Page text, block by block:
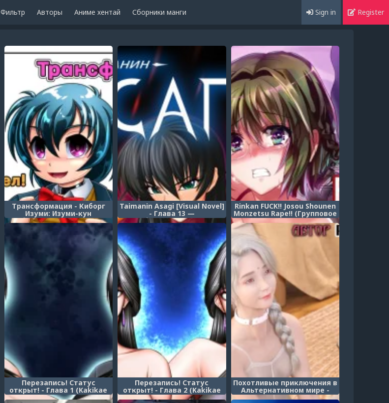
Фильтр Авторы Аниме хентай Сборники манги Sign in Register
Трансформация - Киборг
Изуми: Изуми-кун
забеременел! (TS Cyborg
Izumi: Izumi-kun Gets
Pregnant!)
Taimanin Asagi [Visual Novel]
- Глава 13 —
Трансформация Сакуры —
Rinkan FUCK!! Josou Shounen
Monzetsu Rape!! (Групповое
изнасилование FUCK!!
Мальчик-кроссдрессер
теряет сознание в агонии
от изнасилования!)
Перезапись! Статус
открыт! - Глава 1 (Kakikae
Kanou! Status Open!)
Перезапись! Статус
открыт! - Глава 2 (Kakikae
Kanou! Status Open!)
Похотливые приключения в
Альтернативном мире -
Глава 3.3